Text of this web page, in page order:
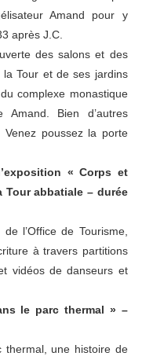
Amand pour y
après J.C.
des salons et des
la Tour et de ses jardins
complexe monastique
Bien d’autres
poussez la porte
« Corps et
Tour abbatiale – durée
l’Office de Tourisme,
à travers partitions
vidéos de danseurs et
le parc thermal » –
thermal, une histoire de